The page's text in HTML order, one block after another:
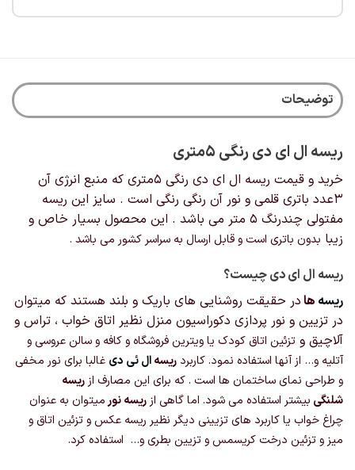
باشد.
ها
در
صفحه
محصول
انتخاب
شوند
توضیحات
ریسه ال ای دی رنگی ۵متری
خرید و قیمت ریسه ال ای دی رنگی ۵متری که منبع انرژی آن
۳عدد باتری قلمی و نور آن رنگی رنگی است . سایز این ریسه
مفتولی چندرنگ ۵ متر می باشد . این محصول بسیار خاص و
زیبا بدون باتری است وقابل ارسال به سراسر کشور می باشد .
ریسه ال ای دی چیست؟
ریسه هادر حقیقت روشنایی های باریک و بلند هستند که میتوان
در تزیین و نور پردازی دکوراسیون منزل نظیر اتاق خواب ، تراس و
آلاچیق و تزئین اتاق کودک یا ویترین فروشگاه و کافه و سالن عروسی و
آتلیه و… از آنها استفاده نمود. کاربرد ریسهال ئی دی غالبا برای نور مخفی
و طراحی نمای ساختمان ها است . که برای این مصارف ازریسه
شلنگی بیشتر استفاده می شود. اما گاهی ازریسه نورمیتوان به عنوان
چراغ خواب یا کاربرد های تزیینی دیگر نظیر ریسه عکس و تزئین اتاق و
میز و تزئین درخت کریسمس و تزیین بطری و… استفاده کرد.